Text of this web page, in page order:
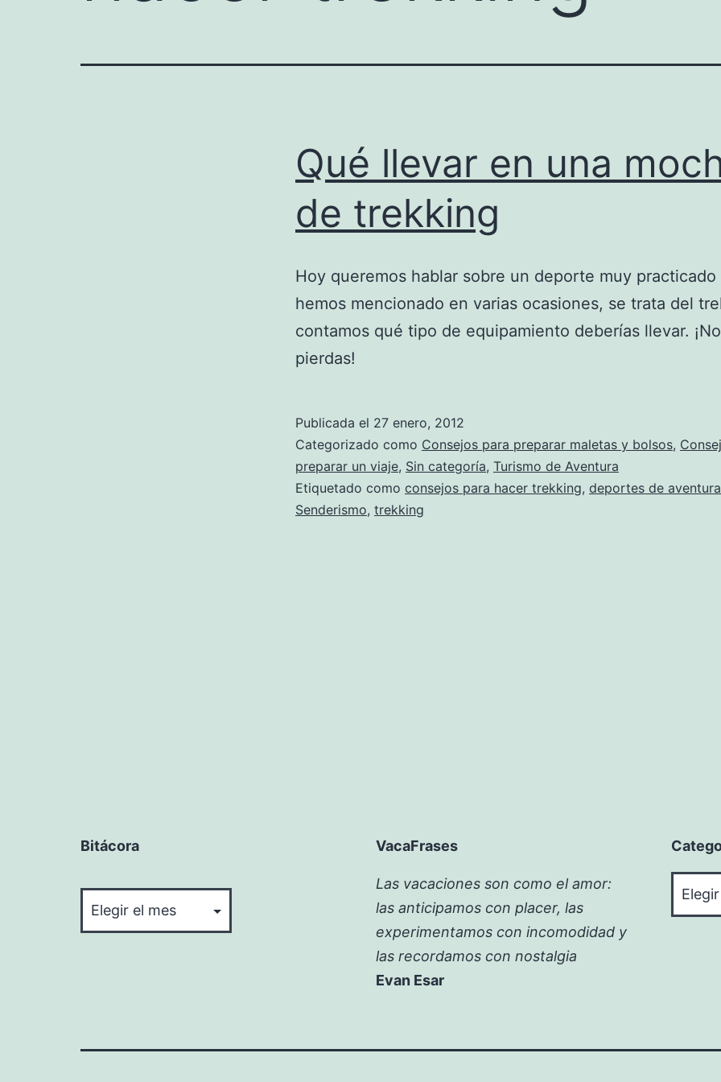
Qué llevar en una
de trekking
Hoy queremos hablar sobre un deporte muy practicado
hemos mencionado en varias ocasiones, se trata del
contamos qué tipo de equipamiento deberías llevar.
pierdas!
Publicada el 27 enero, 2012
Categorizado como Consejos para preparar maletas y bolsos,
preparar un viaje, Sin categoría, Turismo de Aventura
Etiquetado como consejos para hacer trekking, deportes de aventura
Senderismo, trekking
Bitácora VacaFrases
Las vacaciones son como el amor:
las anticipamos con placer, las
experimentamos con incomodidad y
las recordamos con nostalgia
Evan Esar